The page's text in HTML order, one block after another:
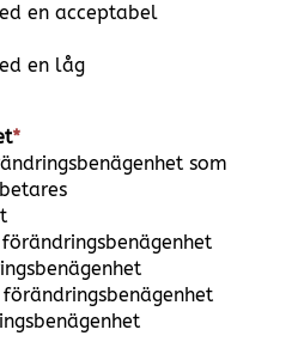
en acceptabel
en låg
*
som